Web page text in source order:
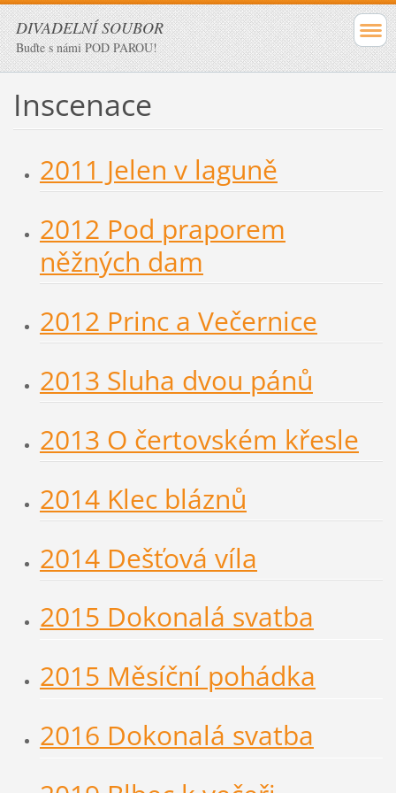
DIVADELNÍ SOUBOR
Buďte s námi POD PAROU!
Inscenace
2011 Jelen v laguně
2012 Pod praporem
něžných dam
2012 Princ a Večernice
2013 Sluha dvou pánů
2013 O čertovském křesle
2014 Klec bláznů
2014 Dešťová víla
2015 Dokonalá svatba
2015 Měsíční pohádka
2016 Dokonalá svatba